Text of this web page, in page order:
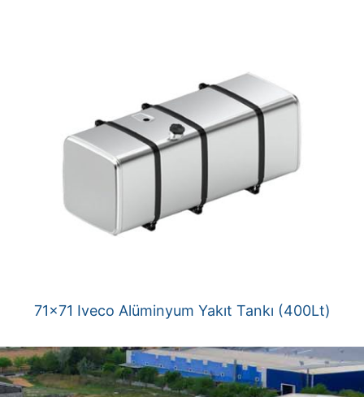
71×71 Iveco Alüminyum Yakıt Tankı (400Lt)